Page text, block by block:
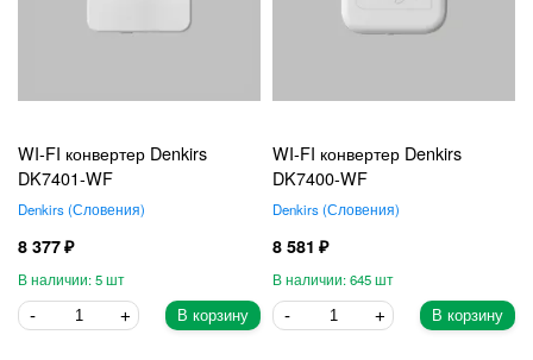
WI-FI конвертер Denkirs
DK7401-WF
Denkirs Словения
8 377
5
В корзину
WI-FI конвертер Denkirs
DK7400-WF
Denkirs Словения
8 581
645
В корзину